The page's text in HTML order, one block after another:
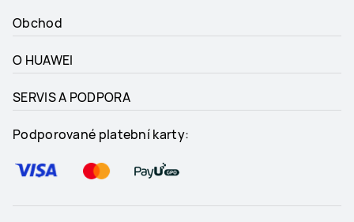
Obchod
O HUAWEI
SERVIS A PODPORA
Podporované platební karty: